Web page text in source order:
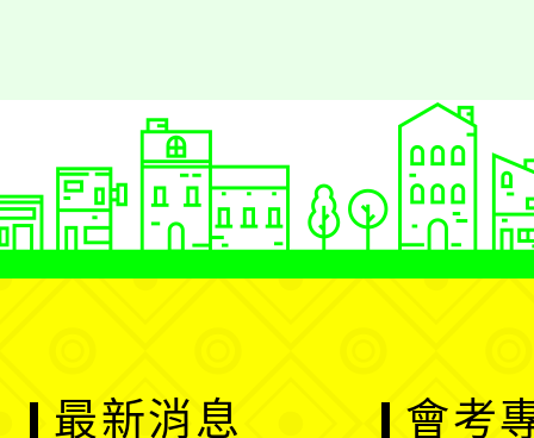
最新消息 會考